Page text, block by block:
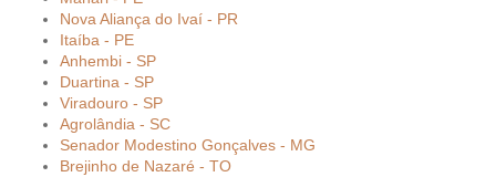
Nova Aliança do Ivaí - PR
Itaíba - PE
Anhembi - SP
Duartina - SP
Viradouro - SP
Agrolândia - SC
Senador Modestino Gonçalves - MG
Brejinho de Nazaré - TO